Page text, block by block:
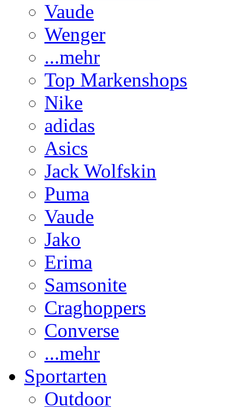
Vaude
Wenger
...mehr
Top Markenshops
Nike
adidas
Asics
Jack Wolfskin
Puma
Vaude
Jako
Erima
Samsonite
Craghoppers
Converse
...mehr
Sportarten
Outdoor